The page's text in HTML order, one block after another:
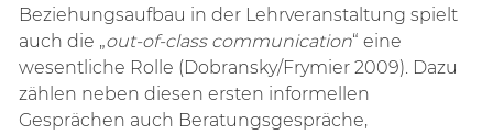
Beziehungsaufbau in der Lehrveranstaltung spielt
auch die „out-of-class communication“ eine
wesentliche Rolle (Dobransky/Frymier 2009). Dazu
zählen neben diesen ersten informellen
Gesprächen auch Beratungsgespräche,